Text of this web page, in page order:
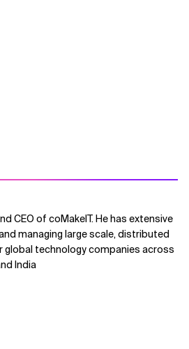
CEO of coMakeIT. He has extensive
managing large scale, distributed
technology companies across
India